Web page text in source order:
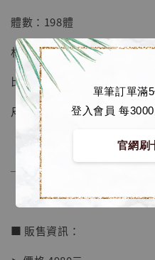
單筆訂單滿
登入會員 每
官網刷
體數：198體
材質：進口樹脂+進口PU
比例：1/6
尺寸：寬度19.6 高度28.6 深
■ 販售資訊：